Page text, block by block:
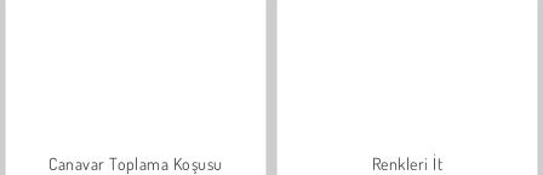
Canavar Toplama Koşusu Renkleri İt